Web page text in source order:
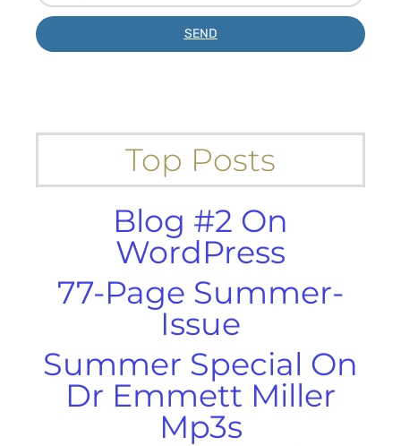
SEND
Top Posts
Blog #2 On
WordPress
77-Page Summer-
Issue
Summer Special On
Dr Emmett Miller
Mp3s